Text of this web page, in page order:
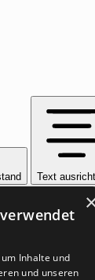
Text
Inhalte und
und unseren